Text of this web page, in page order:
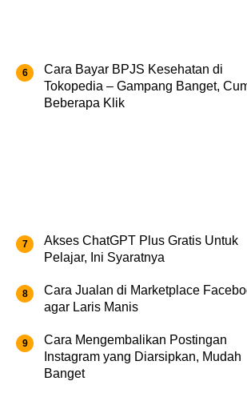
Cara Bayar BPJS Kesehatan di
Tokopedia – Gampang Banget,
Beberapa Klik
Akses ChatGPT Plus Gratis Untuk
Pelajar, Ini Syaratnya
Cara Jualan di Marketplace
agar Laris Manis
Cara Mengembalikan Postingan
Instagram yang Diarsipkan, Mudah
Banget